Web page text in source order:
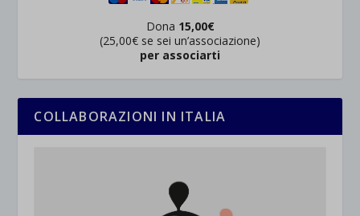
Dona 15,00€
(25,00€ se sei un’associazione)
per associarti
COLLABORAZIONI IN ITALIA